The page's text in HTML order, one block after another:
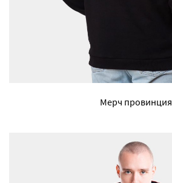
Мерч провинция